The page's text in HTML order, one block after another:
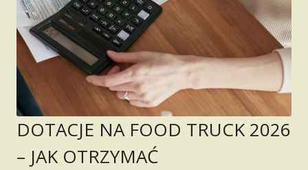
DOTACJE NA FOOD TRUCK 2026
– JAK OTRZYMAĆ